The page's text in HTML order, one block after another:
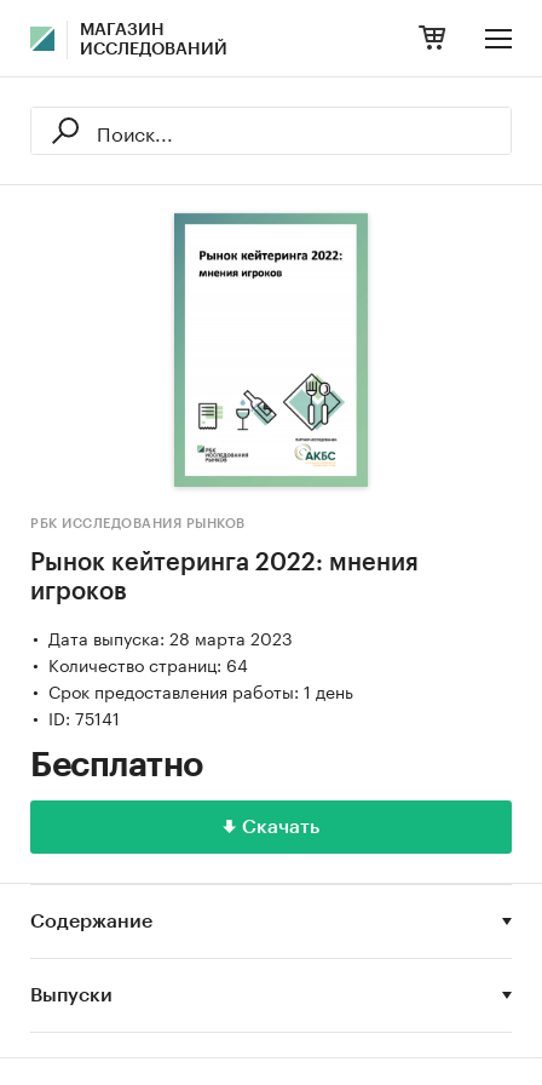
МАГАЗИН
ИССЛЕДОВАНИЙ
РБК ИССЛЕДОВАНИЯ РЫНКОВ
Рынок кейтеринга 2022: мнения
игроков
Дата выпуска: 28 марта 2023
Количество страниц: 64
Срок предоставления работы: 1 день
ID: 75141
Бесплатно
Скачать
Содержание
Выпуски